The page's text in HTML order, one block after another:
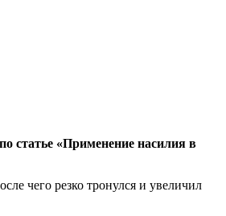
статье «Применение насилия в
чего резко тронулся и увеличил